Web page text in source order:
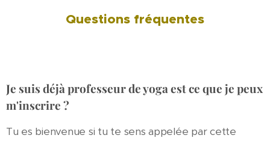
Questions fréquentes
Je suis déjà professeur de yoga est ce que je peux
m'inscrire ?
Tu es bienvenue si tu te sens appelée par cette